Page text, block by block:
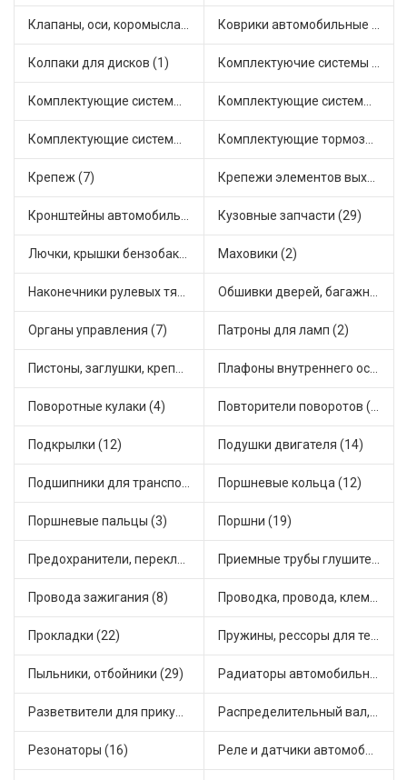
Клапаны, оси, коромысла (7) Коврики автомобильные (6)
Колпаки для дисков (1) Комплектуючие системы стеклоочистителя (6)
Комплектующие системы выпуска отработавших газов (23) Комплектующие системы отопления (9)
Комплектующие системы питания (8) Комплектующие тормозной системы (14)
Крепеж (7) Крепежи элементов выхлопной системы (6)
Кронштейны автомобильные (2) Кузовные запчасти (29)
Лючки, крышки бензобака (6) Маховики (2)
Наконечники рулевых тяг (8) Обшивки дверей, багажника, потолков, накладки салона (1)
Органы управления (7) Патроны для ламп (2)
Пистоны, заглушки, крепежные элементы (5) Плафоны внутреннего освещения (2)
Поворотные кулаки (4) Повторители поворотов (4)
Подкрылки (12) Подушки двигателя (14)
Подшипники для транспорта (23) Поршневые кольца (12)
Поршневые пальцы (3) Поршни (19)
Предохранители, переключатели, кнопки автомобильные (28) Приемные трубы глушителя (17)
Провода зажигания (8) Проводка, провода, клеммы и разъемы (7)
Прокладки (22) Пружины, рессоры для техники (11)
Пыльники, отбойники (29) Радиаторы автомобильные (13)
Разветвители для прикуривателя (6) Распределительный вал, шестерни распределительного (3)
Резонаторы (16) Реле и датчики автомобильные (78)